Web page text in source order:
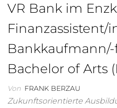
VR Bank im
Finanzassistent/
Bachelor of Arts
Von FRANK BERZAU
Zukunftsorientierte